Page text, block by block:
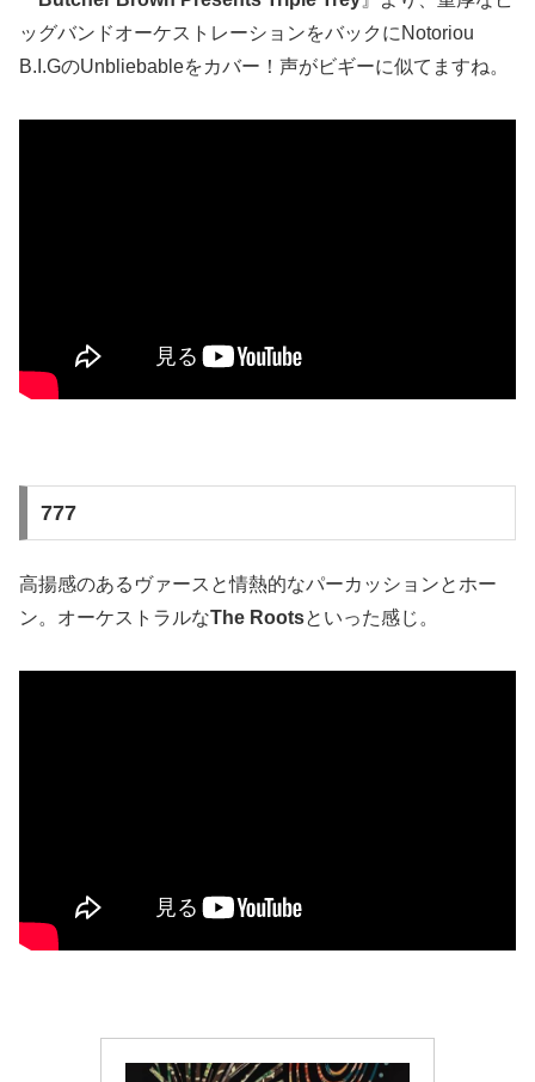
ッグバンドオーケストレーションをバックにNotoriou
B.I.GのUnbliebableをカバー！声がビギーに似てますね。
777
高揚感のあるヴァースと情熱的なパーカッションとホー
ン。オーケストラルなThe Rootsといった感じ。